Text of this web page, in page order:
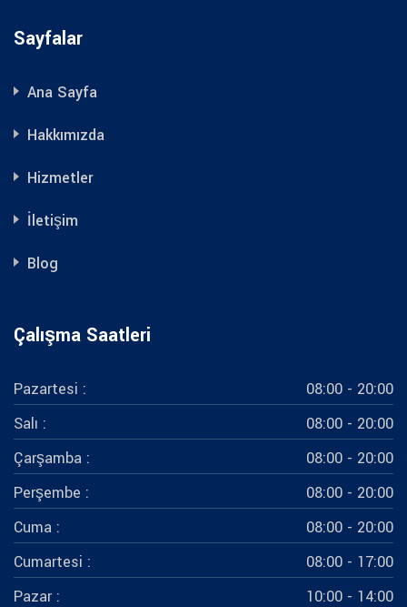
Sayfalar
Ana Sayfa
Hakkımızda
Hizmetler
İletişim
Blog
Çalışma Saatleri
Pazartesi :
08:00 - 20:00
Salı :
08:00 - 20:00
Çarşamba :
08:00 - 20:00
Perşembe :
08:00 - 20:00
Cuma :
08:00 - 20:00
Cumartesi :
08:00 - 17:00
Pazar :
10:00 - 14:00